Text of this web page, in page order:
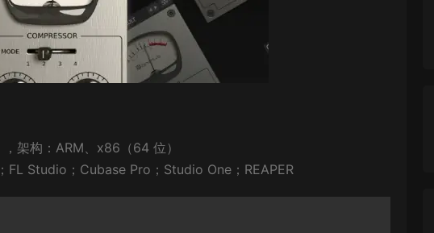
架构：ARM、x86（64 位）
Studio；Cubase Pro；Studio One；REAPER